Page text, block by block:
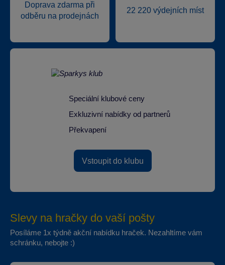
Doprava zdarma při
odběru na prodejnách
22 220 výdejních míst
Speciální klubové ceny
Exkluzivní nabídky od partnerů
Překvapení
Vstoupit do klubu
Slevy na hračky do vaší pošty
Posíláme 1x týdně akční nabídku hraček. Nezahltíme vám
schránku, nebojte :)